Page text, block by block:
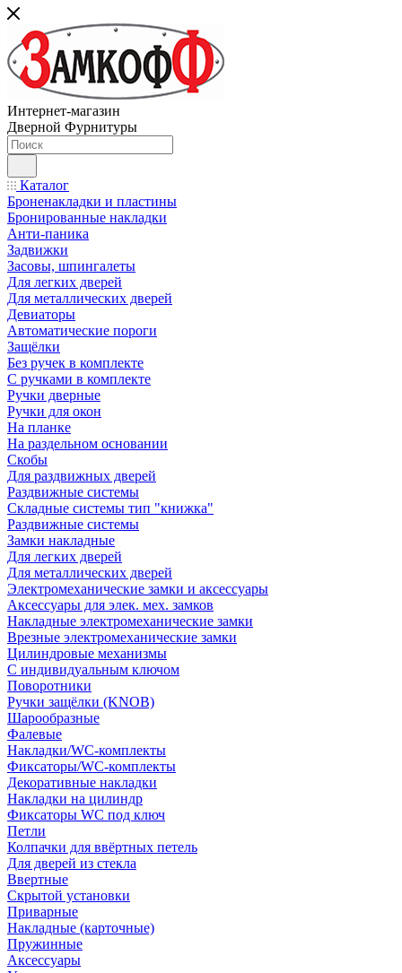
Интернет-магазин
Дверной Фурнитуры
Каталог
Броненакладки и пластины
Бронированные накладки
Анти-паника
Задвижки
Засовы, шпингалеты
Для легких дверей
Для металлических дверей
Девиаторы
Автоматические пороги
Защёлки
Без ручек в комплекте
С ручками в комплекте
Ручки дверные
Ручки для окон
На планке
На раздельном основании
Скобы
Для раздвижных дверей
Раздвижные системы
Складные системы тип "книжка"
Раздвижные системы
Замки накладные
Для легких дверей
Для металлических дверей
Электромеханические замки и аксессуары
Аксессуары для элек. мех. замков
Накладные электромеханические замки
Врезные электромеханические замки
Цилиндровые механизмы
С индивидуальным ключом
Поворотники
Ручки защёлки (KNOB)
Шарообразные
Фалевые
Накладки/WC-комплекты
Фиксаторы/WC-комплекты
Декоративные накладки
Накладки на цилиндр
Фиксаторы WC под ключ
Петли
Колпачки для ввёртных петель
Для дверей из стекла
Ввертные
Скрытой установки
Приварные
Накладные (карточные)
Пружинные
Аксессуары